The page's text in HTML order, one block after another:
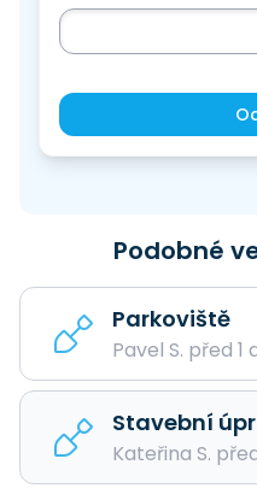
Podobné
Parkoviště
Pavel S. před 1
Stavební
Kateřina S.